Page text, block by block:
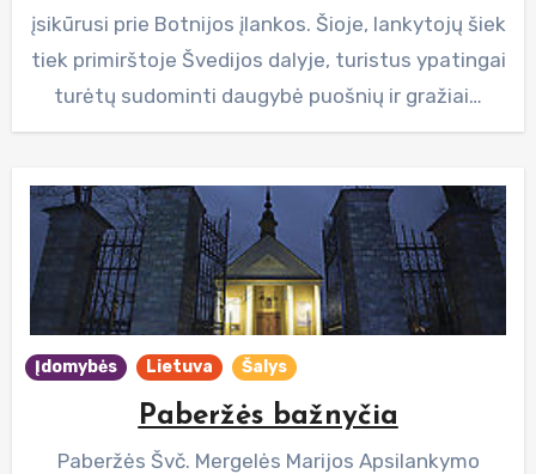
įsikūrusi prie Botnijos įlankos. Šioje, lankytojų šiek
tiek primirštoje Švedijos dalyje, turistus ypatingai
turėtų sudominti daugybė puošnių ir gražiai…
Įdomybės Lietuva Šalys
Paberžės bažnyčia
Paberžės Švč. Mergelės Marijos Apsilankymo